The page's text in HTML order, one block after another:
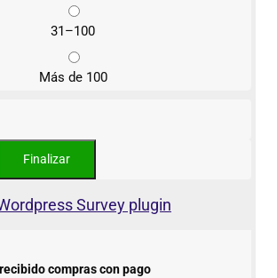
31–100
Más de 100
Survey plugin
compras con pago